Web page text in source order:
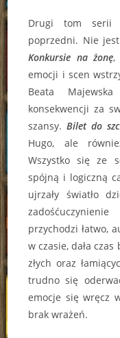
Drugi tom serii
poprzedni. Nie
Konkursie na żonę,
emocji i scen
Beata
konsekwencji za
szansy.Bilet do
Hugo, ale
Wszystko się ze
spójną i logiczną
ujrzały światło
przychodzi łatwo,
w czasie, dała
złych oraz
trudno się
emocje się wręcz
brak wrażeń.